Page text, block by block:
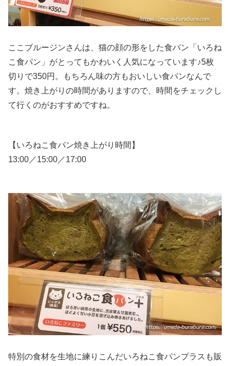
ここブルージンさんは、猫の顔の形をした食パン「いろね
こ食パン」がとってもかわいく人気になっています♪5枚
切りで350円。もちろん味の方もおいしい食パンなんで
す。焼き上がりの時間がありますので、時間をチェックし
て行くのがおすすめですね。
【いろねこ食パン焼き上がり時間】
13:00／15:00／17:00
特別の食材を生地に練りこんだいろねこ食パンプラスも販